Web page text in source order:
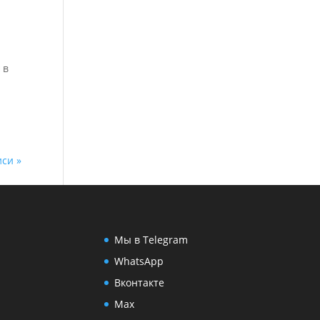
в
»
Мы в Telegram
WhatsApp
Вконтакте
Max